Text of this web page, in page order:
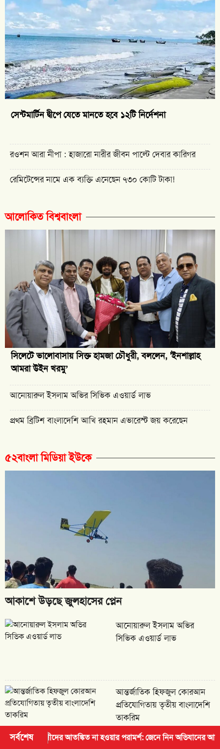
সর্বশেষ
আতঙ্কিত না হওয়ার পরামর্শ: জেনে নিন অভিযানের আসল কারণ ও আইনি
সেন্টমার্টিন দ্বীপে যেতে মানতে হবে ১২টি নির্দেশনা
রওশন আরা নীপা : হাজারো নারীর জীবন পাল্টে দেবার কারিগর
রেমিটেন্সের নামে এক ব্যক্তি এনেছেন ৭৩০ কোটি টাকা!
আলোকিত বিশ্ববাংলা
সিলেটে ভালোবাসায় সিক্ত হামজা চৌধুরী, বললেন, 'ইনশাল্লাহ
আমরা উইন খরমু’
আনোয়ারুল ইসলাম অভির সিভিক এওয়ার্ড লাভ
প্রথম ব্রিটিশ বাংলাদেশি আখি রহমান এভারেস্ট জয় করেছেন
৫২বাংলা মিডিয়া ইউকে
আকাশে উড়ছে জুলহাসের প্লেন
আনোয়ারুল ইসলাম অভির
সিভিক এওয়ার্ড লাভ
আন্তর্জাতিক হিফজুল কোরআন
প্রতিযোগিতায় তৃতীয় বাংলাদেশি
তাকরিম